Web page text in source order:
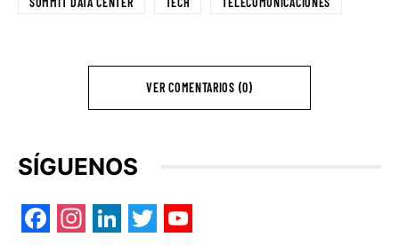
VER COMENTARIOS (0)
SÍGUENOS